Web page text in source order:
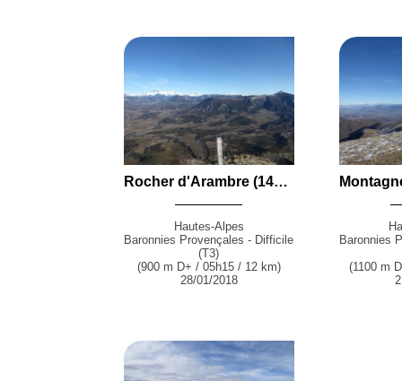
Rocher d'Arambre (1431 m) et Belvédère Saint-Vincent (1229 m) en boucle par le Bersac et le Vallon du Torrent de Claret depuis Serres
Hautes-Alpes
Baronnies Provençales - Difficile
(T3)
(900 m D+ / 05h15 / 12 km)
28/01/2018
Baronnies
(1100 m